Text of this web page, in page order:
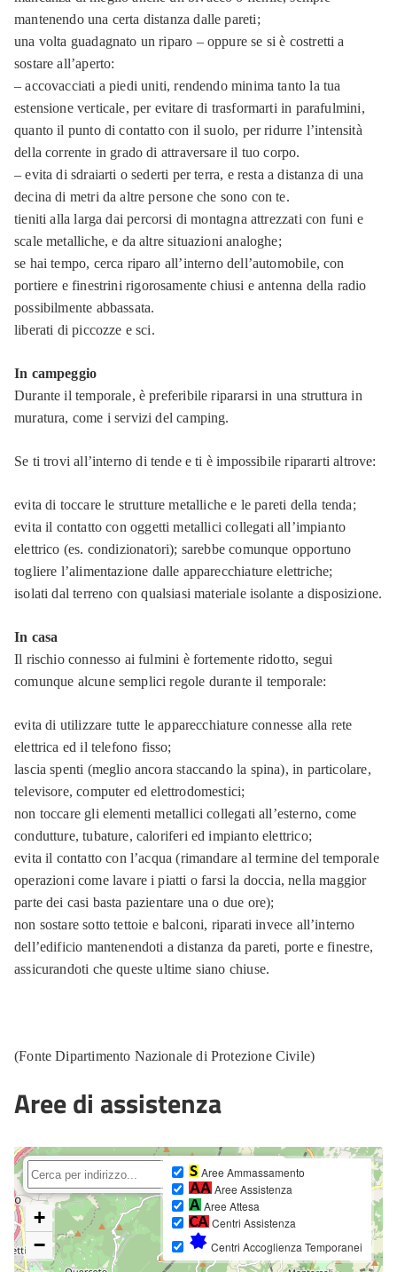
mantenendo una certa distanza dalle pareti;
una volta guadagnato un riparo – oppure se si è costretti a
sostare all’aperto:
– accovacciati a piedi uniti, rendendo minima tanto la tua
estensione verticale, per evitare di trasformarti in parafulmini,
quanto il punto di contatto con il suolo, per ridurre l’intensità
della corrente in grado di attraversare il tuo corpo.
– evita di sdraiarti o sederti per terra, e resta a distanza di una
decina di metri da altre persone che sono con te.
tieniti alla larga dai percorsi di montagna attrezzati con funi e
scale metalliche, e da altre situazioni analoghe;
se hai tempo, cerca riparo all’interno dell’automobile, con
portiere e finestrini rigorosamente chiusi e antenna della radio
possibilmente abbassata.
liberati di piccozze e sci.
In campeggio
Durante il temporale, è preferibile ripararsi in una struttura in
muratura, come i servizi del camping.
Se ti trovi all’interno di tende e ti è impossibile ripararti altrove:
evita di toccare le strutture metalliche e le pareti della tenda;
evita il contatto con oggetti metallici collegati all’impianto
elettrico (es. condizionatori); sarebbe comunque opportuno
togliere l’alimentazione dalle apparecchiature elettriche;
isolati dal terreno con qualsiasi materiale isolante a disposizione.
In casa
Il rischio connesso ai fulmini è fortemente ridotto, segui
comunque alcune semplici regole durante il temporale:
evita di utilizzare tutte le apparecchiature connesse alla rete
elettrica ed il telefono fisso;
lascia spenti (meglio ancora staccando la spina), in particolare,
televisore, computer ed elettrodomestici;
non toccare gli elementi metallici collegati all’esterno, come
condutture, tubature, caloriferi ed impianto elettrico;
evita il contatto con l’acqua (rimandare al termine del temporale
operazioni come lavare i piatti o farsi la doccia, nella maggior
parte dei casi basta pazientare una o due ore);
non sostare sotto tettoie e balconi, riparati invece all’interno
dell’edificio mantenendoti a distanza da pareti, porte e finestre,
assicurandoti che queste ultime siano chiuse.
(Fonte Dipartimento Nazionale di Protezione Civile)
Aree di assistenza